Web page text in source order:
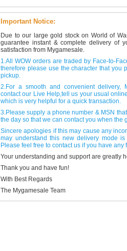
Important Notice:
Due to our large gold stock on World of
guarantee instant & complete delivery of
satisfaction from Mygamesale.
1.All WOW orders are traded by Face-to-
therefore please use the character that you
pickup.
2.For a smooth and convenient delivery,
contact our Live Help,tell us your usual
which is very helpful for a quick transaction.
3.Please supply a phone number & MSN
the day so that we can contact you when the
Sincere apologies if this may cause any
may understand this new delivery mode
Please feel free to contact us if you have any
Your understanding and support are greatly
Thank you and have fun!
With Best Regards
The Mygamesale Team